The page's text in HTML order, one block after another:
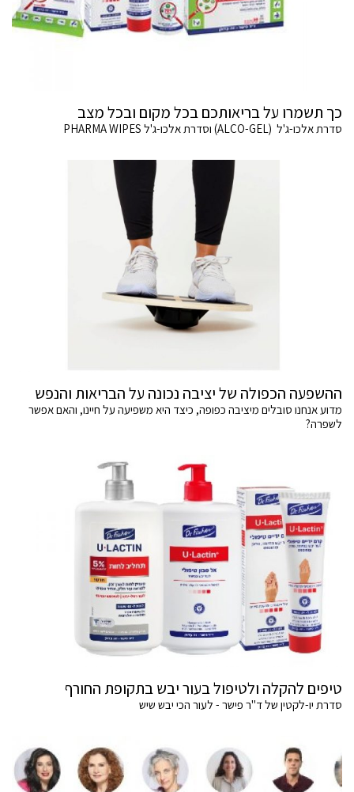
כך תשמרו על בריאותכם בכל מקום ובכל מצב
סדרת אלכו-ג'ל (ALCO-GEL) וסדרת אלכו-ג'ל PHARMA WIPES
ההשפעה הכפולה של יציבה נכונה על הבריאות והנפש
מדוע אנחנו סובלים מיציבה כפופה, כיצד היא משפיעה על חיינו, והאם אפשר
לשפרה?
טיפים להקלה ולטיפול בעור יבש בתקופת החורף
סדרת יו-לקטין של ד"ר פישר - לעור הכי יבש שיש